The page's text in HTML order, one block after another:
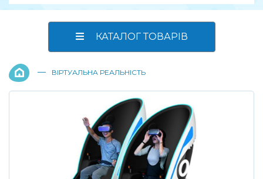
КАТАЛОГ ТОВАРІВ
— ВІРТУАЛЬНА РЕАЛЬНІСТЬ